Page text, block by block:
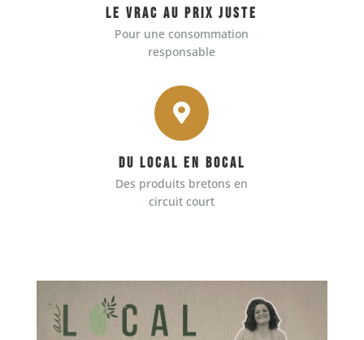
Le vrac au prix juste
Pour une consommation
responsable

Du local en bocal
Des produits bretons en
circuit court